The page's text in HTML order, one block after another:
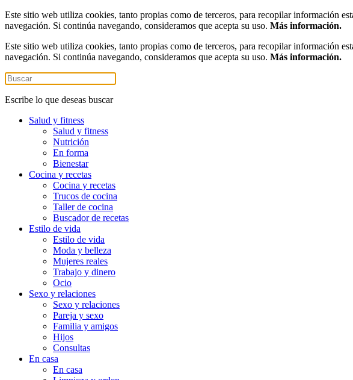
Este sitio web utiliza cookies, tanto propias como de terceros, para recopilar información
navegación. Si continúa navegando, consideramos que acepta su uso. Más información.
Este sitio web utiliza cookies, tanto propias como de terceros, para recopilar información
navegación. Si continúa navegando, consideramos que acepta su uso. Más información.
Escribe lo que deseas buscar
Salud y fitness
Salud y fitness
Nutrición
En forma
Bienestar
Cocina y recetas
Cocina y recetas
Trucos de cocina
Taller de cocina
Buscador de recetas
Estilo de vida
Estilo de vida
Moda y belleza
Mujeres reales
Trabajo y dinero
Ocio
Sexo y relaciones
Sexo y relaciones
Pareja y sexo
Familia y amigos
Hijos
Consultas
En casa
En casa